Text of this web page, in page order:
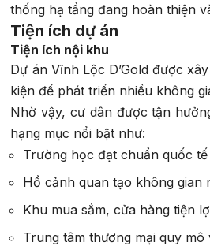
thống hạ tầng đang hoàn thiện
Tiện ích dự án
Tiện ích nội khu
Dự án Vĩnh Lộc D’Gold được
kiện để phát triển nhiều không
Nhờ vậy, cư dân được tận
hạng mục nổi bật như:
Trường học đạt chuẩn quốc
Hồ cảnh quan tạo không gian
Khu mua sắm, cửa hàng tiện
Trung tâm thương mại quy mô